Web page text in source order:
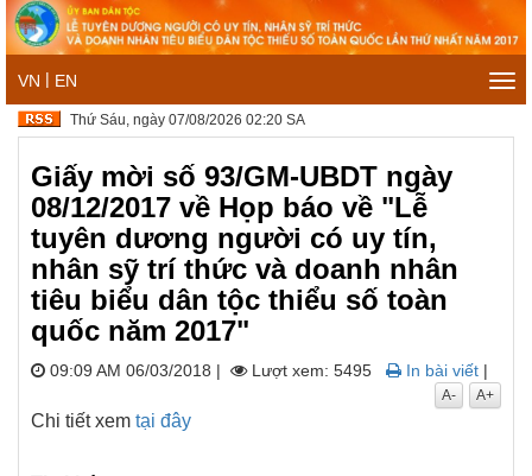
VN | EN
Thứ Sáu, ngày 07/08/2026 02:20 SA
Giấy mời số 93/GM-UBDT ngày
08/12/2017 về Họp báo về "Lễ
tuyên dương người có uy tín,
nhân sỹ trí thức và doanh nhân
tiêu biểu dân tộc thiểu số toàn
quốc năm 2017"
09:09 AM 06/03/2018 | Lượt xem: 5495 In bài viết |
A+
A-
Chi tiết xem tại đây